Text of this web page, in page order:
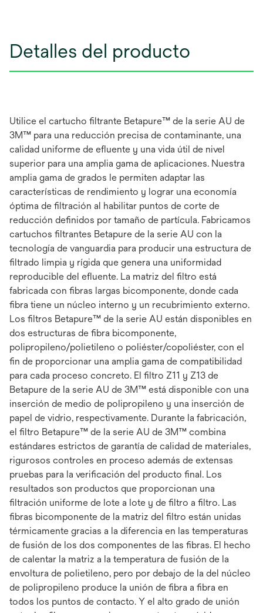
Detalles del producto
Utilice el cartucho filtrante Betapure™ de la serie AU de
3M™ para una reducción precisa de contaminante, una
calidad uniforme de efluente y una vida útil de nivel
superior para una amplia gama de aplicaciones. Nuestra
amplia gama de grados le permiten adaptar las
características de rendimiento y lograr una economía
óptima de filtración al habilitar puntos de corte de
reducción definidos por tamaño de partícula. Fabricamos
cartuchos filtrantes Betapure de la serie AU con la
tecnología de vanguardia para producir una estructura de
filtrado limpia y rígida que genera una uniformidad
reproducible del efluente. La matriz del filtro está
fabricada con fibras largas bicomponente, donde cada
fibra tiene un núcleo interno y un recubrimiento externo.
Los filtros Betapure™ de la serie AU están disponibles en
dos estructuras de fibra bicomponente,
polipropileno/polietileno o poliéster/copoliéster, con el
fin de proporcionar una amplia gama de compatibilidad
para cada proceso concreto. El filtro Z11 y Z13 de
Betapure de la serie AU de 3M™ está disponible con una
inserción de medio de polipropileno y una inserción de
papel de vidrio, respectivamente. Durante la fabricación,
el filtro Betapure™ de la serie AU de 3M™ combina
estándares estrictos de garantía de calidad de materiales,
rigurosos controles en proceso además de extensas
pruebas para la verificación del producto final. Los
resultados son productos que proporcionan una
filtración uniforme de lote a lote y de filtro a filtro. Las
fibras bicomponente de la matriz del filtro están unidas
térmicamente gracias a la diferencia en las temperaturas
de fusión de los dos componentes de las fibras. El hecho
de calentar la matriz a la temperatura de fusión de la
envoltura de polietileno, pero por debajo de la del núcleo
de polipropileno produce la unión de fibra a fibra en
todos los puntos de contacto. Y el alto grado de unión